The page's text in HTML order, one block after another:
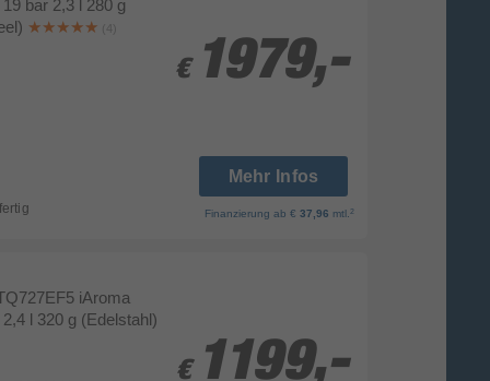
€ 1979,-
€ 1979,-
bar 2,3 l 280 g
(4)
Mehr Infos
Finanzierung ab € 37,96 mtl. 2
€ 1199,-
€ 1199,-
iAroma
l 320 g (Edelstahl)